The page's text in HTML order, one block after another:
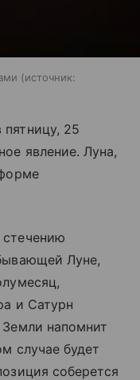
источник:
25
явление. Луна,
стечению
Луне,
и Сатурн
напомнит
случае будет
соберется